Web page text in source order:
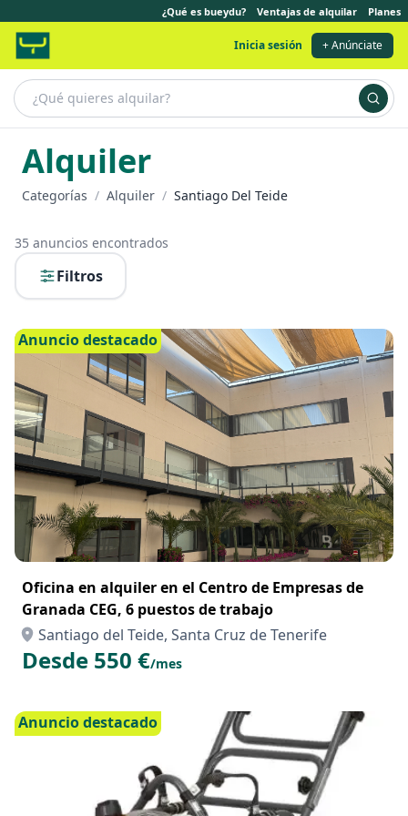
¿Qué es bueydu? Ventajas de alquilar Planes
Inicia sesión + Anúnciate
Alquiler
Categorías / Alquiler / Santiago Del Teide
35 anuncios encontrados
Filtros
Anuncio destacado
Oficina en alquiler en el Centro de Empresas de
Granada CEG, 6 puestos de trabajo
Santiago del Teide, Santa Cruz de Tenerife
Desde 550 €/mes
Anuncio destacado